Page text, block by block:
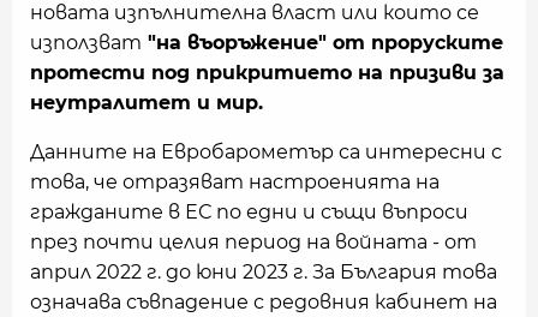
новата изпълнителна власт или които се
използват "на въоръжение" от проруските
протести под прикритието на призиви за
неутралитет и мир.
Данните на Евробарометър са интересни с
това, че отразяват настроенията на
гражданите в ЕС по едни и същи въпроси
през почти целия период на войната - от
април 2022 г. до юни 2023 г. За България това
означава съвпадение с редовния кабинет на